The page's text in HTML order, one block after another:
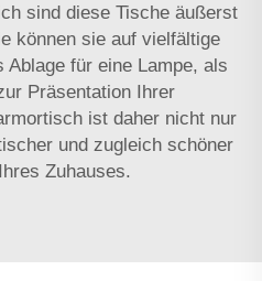
sind diese Tische äußerst
können sie auf vielfältige
für eine Lampe, als
Präsentation Ihrer
ist daher nicht nur
und zugleich schöner
Zuhauses.